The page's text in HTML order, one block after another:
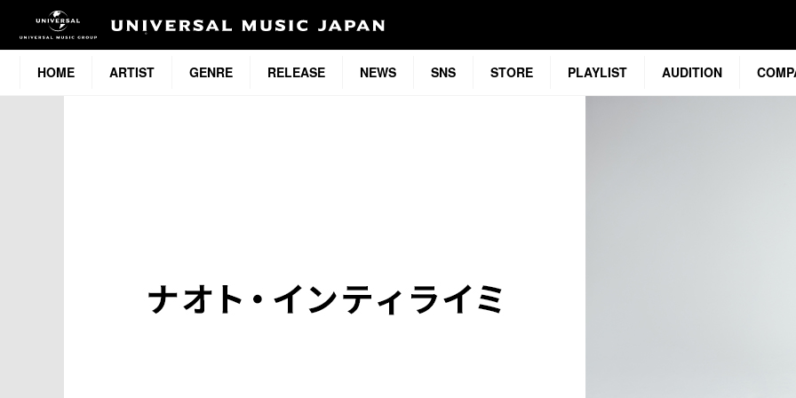
HOME ARTIST GENRE RELEASE NEWS SNS STORE PLAYLIST AUDITION